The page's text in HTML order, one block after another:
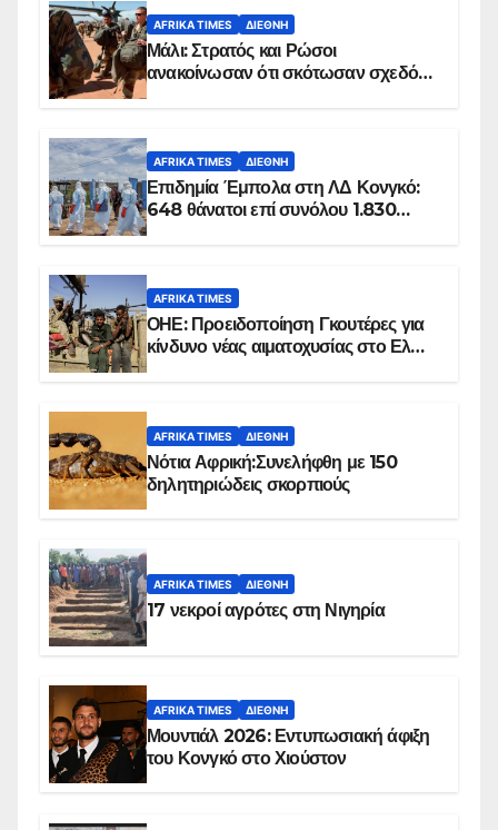
AFRIKA TIMES ΔΙΕΘΝΉ
Μάλι: Στρατός και Ρώσοι
ανακοίνωσαν ότι σκότωσαν σχεδόν
AFRIKA TIMES ΔΙΕΘΝΉ
Επιδημία Έμπολα στη ΛΔ Κονγκό:
648 θάνατοι επί συνόλου 1.830
AFRIKA TIMES
ΟΗΕ: Προειδοποίηση Γκουτέρες για
κίνδυνο νέας αιματοχυσίας στο Ελ
AFRIKA TIMES ΔΙΕΘΝΉ
Νότια Αφρική:Συνελήφθη με 150
δηλητηριώδεις σκορπιούς
AFRIKA TIMES ΔΙΕΘΝΉ
17 νεκροί αγρότες στη Νιγηρία
AFRIKA TIMES ΔΙΕΘΝΉ
Μουντιάλ 2026: Εντυπωσιακή άφιξη
του Κονγκό στο Χιούστον